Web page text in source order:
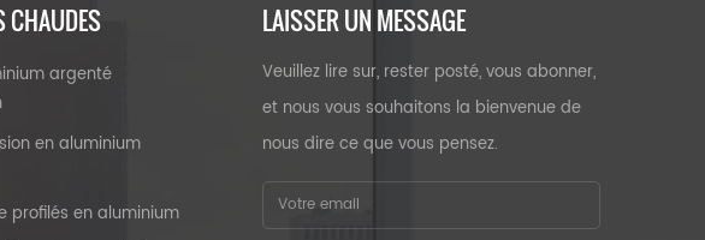
CHAUDES
argenté
en aluminium
profilés en aluminium
LAISSER UN MESSAGE
Veuillez lire sur, rester posté, vous abonner,
et nous vous souhaitons la bienvenue de
nous dire ce que vous pensez.